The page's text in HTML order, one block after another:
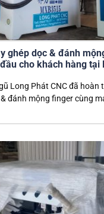
ghép dọc & đánh
cho khách hàng tại
Long Phát CNC đã hoàn
đánh mộng finger cùng
trợ hiệu quả trong việc gia